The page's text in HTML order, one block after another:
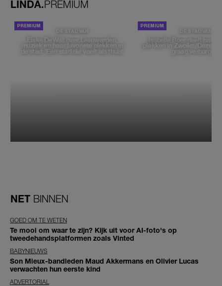
LINDA.PREMIUM
DE STAD VAN
Elske DeWall over Leeuwarden,
muziek en haar favoriete plekken in
de stad: 'Een stad die voelt als thuis'
DE STAD VAN
Isabelle Boer deelt haar
plekken in Zwolle: 'Deze
graag verborgen'
NET BINNEN
GOED OM TE WETEN
Te mooi om waar te zijn? Kijk uit voor AI-foto's op
tweedehandsplatformen zoals Vinted
BABYNIEUWS
Son Mieux-bandleden Maud Akkermans en Olivier Lucas
verwachten hun eerste kind
ADVERTORIAL